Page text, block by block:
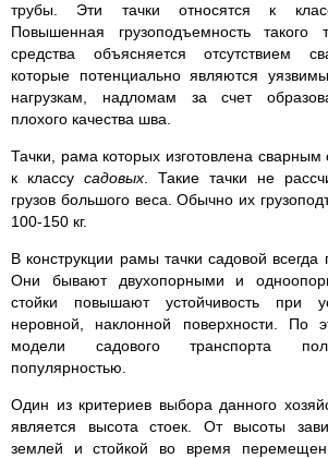
трубы. Эти тачки относятся к
Повышенная грузоподъемность такого
средства объясняется отсутствием
которые потенциально являются
нагрузкам, надломам за счет
плохого качества шва.
Тачки, рама которых изготовлена сварным
к классу садовых . Такие тачки не
грузов большого веса. Обычно их
100-150 кг.
В конструкции рамы тачки садовой всегда
Они бывают двухопорными и
стойки повышают устойчивость при
неровной, наклонной поверхности. По
модели садового транспорта
популярностью.
Один из критериев выбора данного
является высота стоек. От высоты
землей и стойкой во время